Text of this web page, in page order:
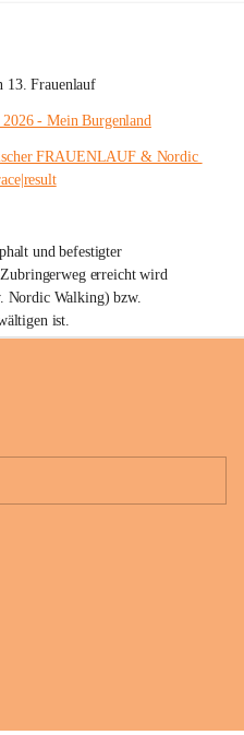
13. Frauenlauf
- Mein Burgenland
FRAUENLAUF & Nordic
und befestigter
erreicht wird
Nordic Walking) bzw.
ist.
Therme & Lodge
im Seminarraum der St.
(vom Parkplatz hinter